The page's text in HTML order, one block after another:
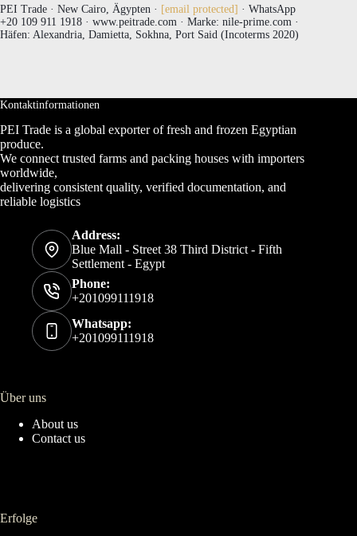
PEI Trade · New Cairo, Ägypten · [email protected] · WhatsApp
+20 109 911 1918 · www.peitrade.com · Marke: nile-prime.com ·
Häfen: Alexandria, Damietta, Sokhna, Port Said (Incoterms 2020)
Kontaktinformationen
PEI Trade is a global exporter of fresh and frozen Egyptian
produce.
We connect trusted farms and packing houses with importers
worldwide,
delivering consistent quality, verified documentation, and
reliable logistics
Address:
Blue Mall - Street 38 Third District - Fifth
Settlement - Egypt
Phone:
+201099111918
Whatsapp:
+201099111918
Über uns
About us
Contact us
Erfolge